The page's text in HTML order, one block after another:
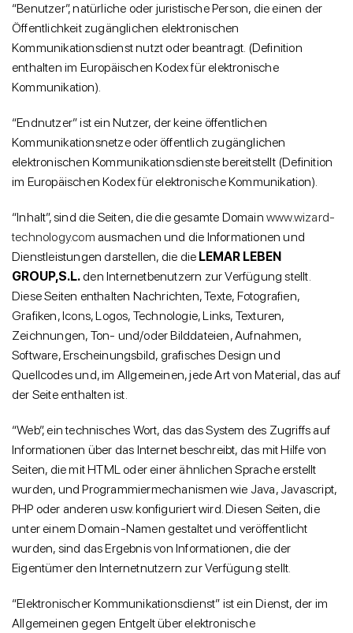
“Benutzer”, natürliche oder juristische Person, die einen der
Öffentlichkeit zugänglichen elektronischen
Kommunikationsdienst nutzt oder beantragt. (Definition
enthalten im Europäischen Kodex für elektronische
Kommunikation).
“Endnutzer” ist ein Nutzer, der keine öffentlichen
Kommunikationsnetze oder öffentlich zugänglichen
elektronischen Kommunikationsdienste bereitstellt (Definition
im Europäischen Kodex für elektronische Kommunikation).
“Inhalt”, sind die Seiten, die die gesamte Domainwww.wizard-
technology.com ausmachen und die Informationen und
Dienstleistungen darstellen, die die LEMAR LEBEN
GROUP,S.L. den Internetbenutzern zur Verfügung stellt.
Diese Seiten enthalten Nachrichten, Texte, Fotografien,
Grafiken, Icons, Logos, Technologie, Links, Texturen,
Zeichnungen, Ton- und/oder Bilddateien, Aufnahmen,
Software, Erscheinungsbild, grafisches Design und
Quellcodes und, im Allgemeinen, jede Art von Material, das auf
der Seite enthalten ist.
“Web”, ein technisches Wort, das das System des Zugriffs auf
Informationen über das Internet beschreibt, das mit Hilfe von
Seiten, die mit HTML oder einer ähnlichen Sprache erstellt
wurden, und Programmiermechanismen wie Java, Javascript,
PHP oder anderen usw. konfiguriert wird. Diesen Seiten, die
unter einem Domain-Namen gestaltet und veröffentlicht
wurden, sind das Ergebnis von Informationen, die der
Eigentümer den Internetnutzern zur Verfügung stellt.
“Elektronischer Kommunikationsdienst” ist ein Dienst, der im
Allgemeinen gegen Entgelt über elektronische